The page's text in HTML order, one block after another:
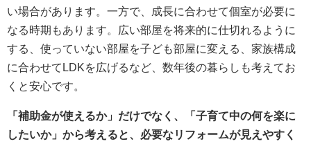
い場合があります。一方で、成長に合わせて個室が必要に
なる時期もあります。広い部屋を将来的に仕切れるように
する、使っていない部屋を子ども部屋に変える、家族構成
に合わせてLDKを広げるなど、数年後の暮らしも考えてお
くと安心です。
「補助金が使えるか」だけでなく、「子育て中の何を楽に
したいか」から考えると、必要なリフォームが見えやすく